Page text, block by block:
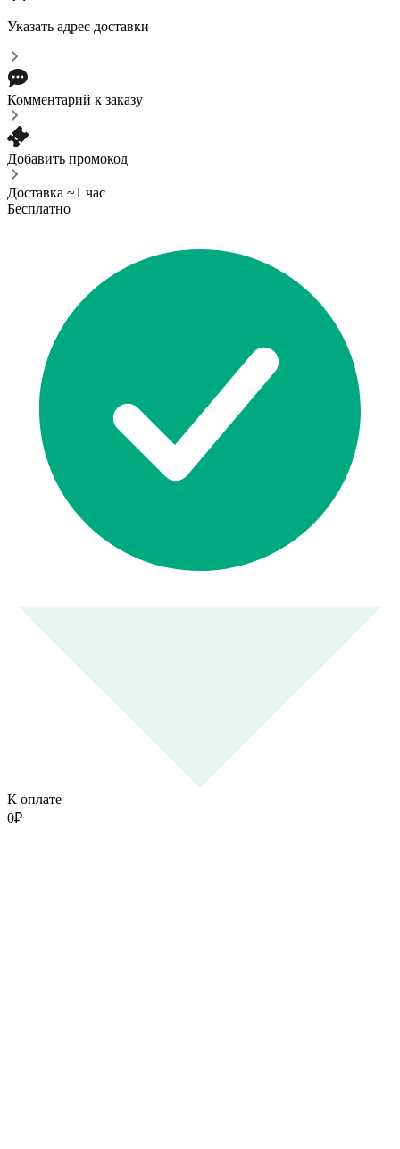
Указать адрес доставки
Комментарий к заказу
Добавить промокод
Доставка ~1 час
Бесплатно
К оплате
0₽